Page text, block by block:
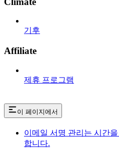
기후
Affiliate
제휴 프로그램
이 페이지에서
이메일 서명 관리는 시간
합니다.